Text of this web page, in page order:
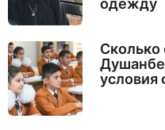
одежду
Сколько
Душанбе
условия